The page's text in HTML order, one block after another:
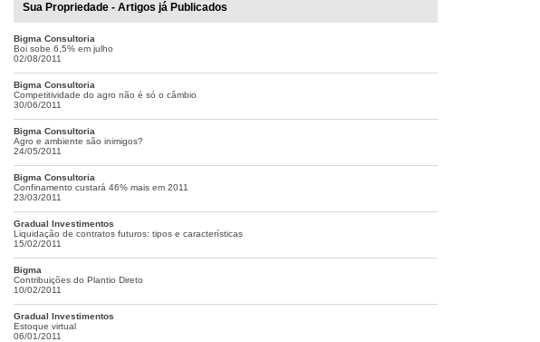
Sua Propriedade - Artigos já Publicados
Bigma Consultoria
Boi sobe 6,5% em julho
02/08/2011
Bigma Consultoria
Competitividade do agro não é só o câmbio
30/06/2011
Bigma Consultoria
Agro e ambiente são inimigos?
24/05/2011
Bigma Consultoria
Confinamento custará 46% mais em 2011
23/03/2011
Gradual Investimentos
Liquidação de contratos futuros: tipos e características
15/02/2011
Bigma
Contribuições do Plantio Direto
10/02/2011
Gradual Investimentos
Estoque virtual
06/01/2011